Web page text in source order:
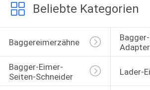
Beliebte Kategorien
Baggereimerzähne
Adapter
Bagger-Eimer-
Seiten-Schneider
Lader-